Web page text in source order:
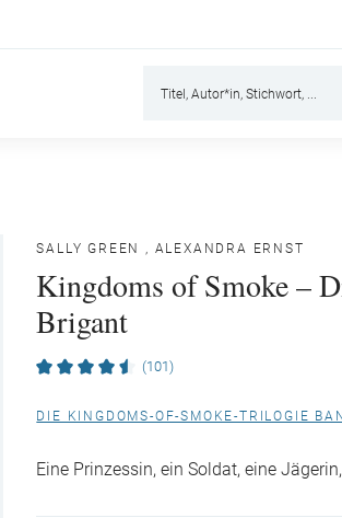
SALLY GREEN , ALEXANDRA ERNST
Kingdoms of Smoke –
Brigant
(101)
DIE KINGDOMS-OF-SMOKE-TRILOGIE
Eine Prinzessin, ein Soldat, eine